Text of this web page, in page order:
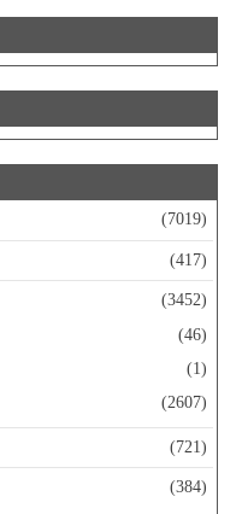
(7019)
(417)
(3452)
(46)
(1)
(2607)
(721)
(384)